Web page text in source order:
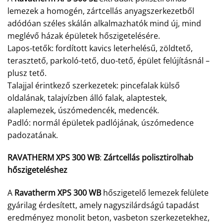
lemezek a homogén, zártcellás anyagszerkezetből
adódóan széles skálán alkalmazhatók mind új, mind
meglévő házak épületek hőszigetelésére.
Lapos-tetők: fordított kavics leterhelésű, zöldtető,
terasztető, parkoló-tető, duo-tető, épület felújításnál –
plusz tető.
Talajjal érintkező szerkezetek: pincefalak külső
oldalának, talajvízben álló falak, alaptestek,
alaplemezek, úszómedencék, medencék.
Padló: normál épületek padlójának, úszómedence
padozatának.
RAVATHERM XPS 300 WB: Zártcellás polisztirolhab
hőszigeteléshez
A Ravatherm XPS 300 WB hőszigetelő lemezek felülete
gyárilag érdesített, amely nagyszilárdságú tapadást
eredményez monolit beton, vasbeton szerkezetekhez,